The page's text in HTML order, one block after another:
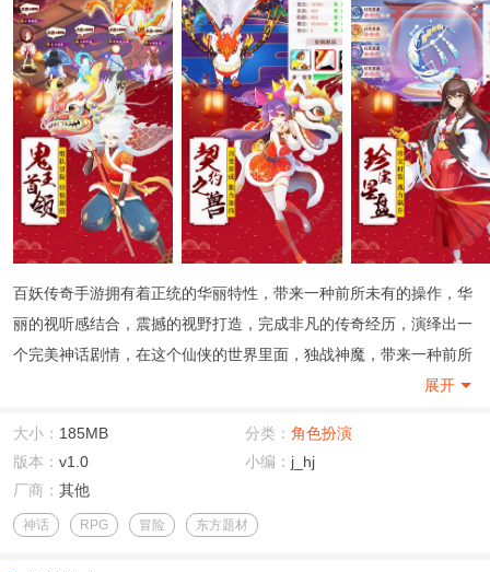
百妖传奇手游拥有着正统的华丽特性，带来一种前所未有的操作，华
丽的视听感结合，震撼的视野打造，完成非凡的传奇经历，演绎出一
个完美神话剧情，在这个仙侠的世界里面，独战神魔，带来一种前所
展开
大小： 185MB 分类： 角色扮演
版本： v1.0 小编： j_hj
厂商： 其他
神话 RPG 冒险 东方题材